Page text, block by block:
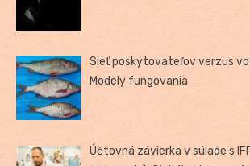
Sieť poskytovateľov verzus
Modely fungovania
Účtovná závierka v súlade s